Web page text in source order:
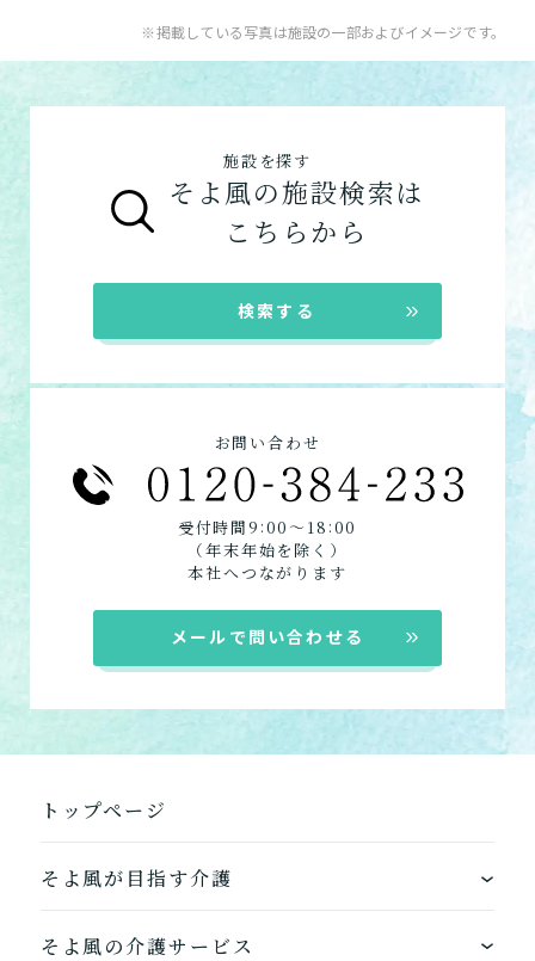
健康型有料老人ホーム※2024年6月現在、
健康型有料老人ホームは交欒 湘南佐島のみと
なります
グループホームの特徴
シニア向けマンションの特徴
入居系サービス：ホームに入居したい方向け
の施設一覧は以下です。
シニア向けマンション
ショートステイ
小規模多機能
看護小規模多機能
居宅介護支援
※掲載している写真は施設の一部およびイメージです。
施設を探す
そよ風の施設検索は
こちらから
検索する
お問い合わせ
受付時間9 :00〜18 :00
（年末年始を除く）
本社へつながります
メールで問い合わせる
トップページ
そよ風が目指す介護
ワンストップサービス
そよ風の介護サービス